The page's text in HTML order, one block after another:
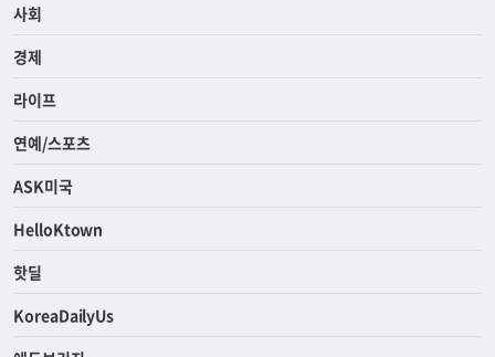
사회
경제
라이프
연예/스포츠
ASK미국
HelloKtown
핫딜
KoreaDailyUs